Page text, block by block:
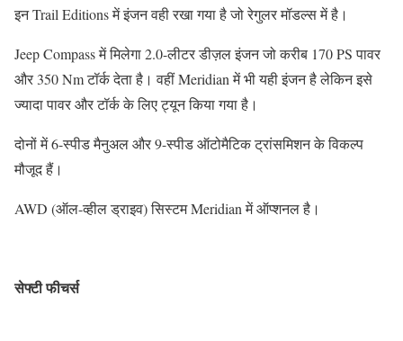
इन Trail Editions में इंजन वही रखा गया है जो रेगुलर मॉडल्स में है।
Jeep Compass में मिलेगा 2.0-लीटर डीज़ल इंजन जो करीब 170 PS पावर
और 350 Nm टॉर्क देता है। वहीं Meridian में भी यही इंजन है लेकिन इसे
ज्यादा पावर और टॉर्क के लिए ट्यून किया गया है।
दोनों में 6-स्पीड मैनुअल और 9-स्पीड ऑटोमैटिक ट्रांसमिशन के विकल्प
मौजूद हैं।
AWD (ऑल-व्हील ड्राइव) सिस्टम Meridian में ऑप्शनल है।
सेफ्टी फीचर्स